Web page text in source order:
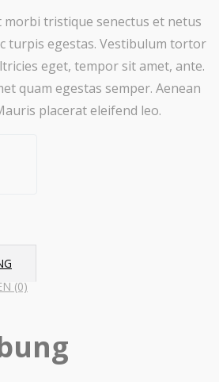
tristique senectus et netus
turpis egestas. Vestibulum tortor
eget, tempor sit amet, ante.
quam egestas semper. Aenean
placerat eleifend leo.
(0)